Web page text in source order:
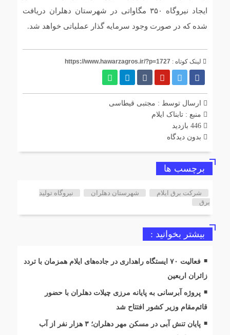
ایجاد نیروگاه ۳۵۰ مگاواتی در شهرستان دهلران دریافت
شده که در صورت وجود سرمایه گذار عملیاتی خواهد شد.
لینک کوتاه : https://www.hawarzagros.ir/?p=1727
ارسال توسط : مجتبی قیطاسی
منبع : تابناک ایلام
بدون دیدگاه
برچسب ها
شرکت برق ایلام شهرستان دهلران
نیروگاه تولید
برق
بیشتر بخوانید :
فعالیت ۷۰ ایستگاه راهداری در جاده‌های ایلام همزمان با تردد
زائران اربعین
پروژه آبرسانی به پایانه مرزی چیلات دهلران با حضور
قائم‌مقام وزیر کشور افتتاح شد
پایان تنش آبی در مسکن مهر دهلران؛ ۳ هزار نفر از آب